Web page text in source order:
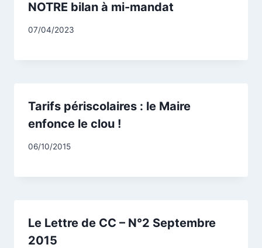
NOTRE bilan à mi-mandat
Par
07/04/2023
Tarifs périscolaires : le Maire
enfonce le clou !
Par
06/10/2015
Le Lettre de CC – N°2 Septembre
2015